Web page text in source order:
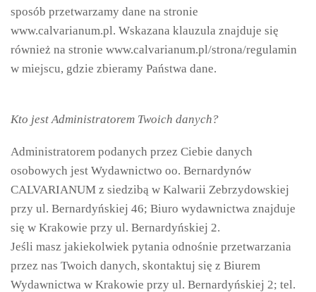
sposób przetwarzamy dane na stronie
www.calvarianum.pl. Wskazana klauzula znajduje się
również na stronie www.calvarianum.pl/strona/regulamin
w miejscu, gdzie zbieramy Państwa dane.
Kto jest Administratorem Twoich danych?
Administratorem podanych przez Ciebie danych
osobowych jest Wydawnictwo oo. Bernardynów
CALVARIANUM z siedzibą w Kalwarii Zebrzydowskiej
przy ul. Bernardyńskiej 46; Biuro wydawnictwa znajduje
się w Krakowie przy ul. Bernardyńskiej 2.
Jeśli masz jakiekolwiek pytania odnośnie przetwarzania
przez nas Twoich danych, skontaktuj się z Biurem
Wydawnictwa w Krakowie przy ul. Bernardyńskiej 2; tel.